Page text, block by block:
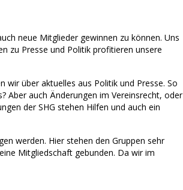
neue Mitglieder gewinnen zu können. Uns
zu Presse und Politik profitieren unsere
wir über aktuelles aus Politik und Presse. So
Aber auch Änderungen im Vereinsrecht, oder
der SHG stehen Hilfen und auch ein
werden. Hier stehen den Gruppen sehr
Mitgliedschaft gebunden. Da wir im